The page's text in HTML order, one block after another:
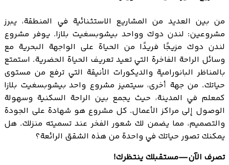
من بين العديد من المشاريع الاستثنائية في المنطقة، يبرز
مشروعين: لندن دوك وواحد بيشوبسغيت بلازا. يوفر مشروع
لندن دوك مزيجًا فريدًا من الحياة على الواجهة البحرية مع
وسائل الراحة الفاخرة التي تعيد تعريف الحياة الحضرية. استمتع
بالمناظر البانورامية والديكورات الأنيقة التي ترفع من مستوى
حياتك. من جهة أخرى، سيتميز مشروع واحد بيشوبسغيت بلازا
كمعلم في المدينة، حيث يجمع بين الراحة السكنية وسهولة
الوصول إلى مراكز الأعمال. كل مشروع هو شهادة على الجودة
والتصميم، مما يضمن لك شعور الفخر عند تسميته منزلك. هل
يمكنك تصور حياتك في واحدة من هذه الشقق الرائعة؟
تصرف الآن—مستقبلك ينتظرك!